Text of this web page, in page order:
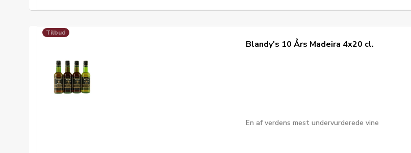
Tilbud
Blandy's 10 Års Madeira 4x20 cl.
En af verdens mest undervurderede vine